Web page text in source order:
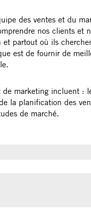
des ventes et du
nos clients et
et partout où ils
est de fournir de
de marketing incluent :
la planification des
de marché.